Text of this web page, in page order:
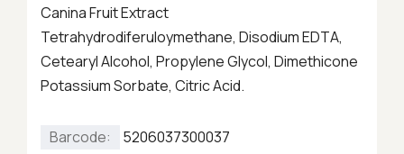
Canina Fruit Extract
Tetrahydrodiferuloymethane, Disodium EDTA,
Cetearyl Alcohol, Propylene Glycol, Dimethicone
Potassium Sorbate, Citric Acid.
Barcode: 5206037300037